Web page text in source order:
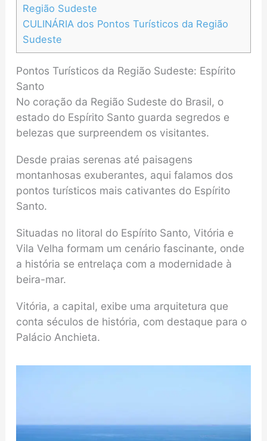
Região Sudeste
CULINÁRIA dos Pontos Turísticos da Região
Sudeste
Pontos Turísticos da Região Sudeste: Espírito
Santo
No coração da Região Sudeste do Brasil, o
estado do Espírito Santo guarda segredos e
belezas que surpreendem os visitantes.
Desde praias serenas até paisagens
montanhosas exuberantes, aqui falamos dos
pontos turísticos mais cativantes do Espírito
Santo.
Situadas no litoral do Espírito Santo, Vitória e
Vila Velha formam um cenário fascinante, onde
a história se entrelaça com a modernidade à
beira-mar.
Vitória, a capital, exibe uma arquitetura que
conta séculos de história, com destaque para o
Palácio Anchieta.